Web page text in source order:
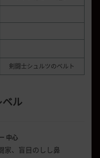
剣闘士シュルツのベルト
ル
中心
、盲目のしし鼻